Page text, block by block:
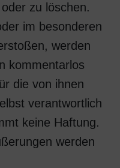
zu löschen.
im besonderen
werden
kommentarlos
die von ihnen
verantwortlich
keine Haftung.
werden